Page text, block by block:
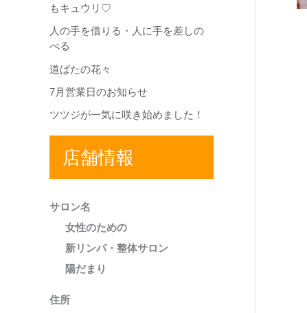
もキュウリ♡
人の手を借りる・人に手を差しの
べる
道ばたの花々
7月営業日のお知らせ
ツツジが一気に咲き始めました！
店舗情報
サロン名
女性のための
新リンパ・整体サロン
陽だまり
住所